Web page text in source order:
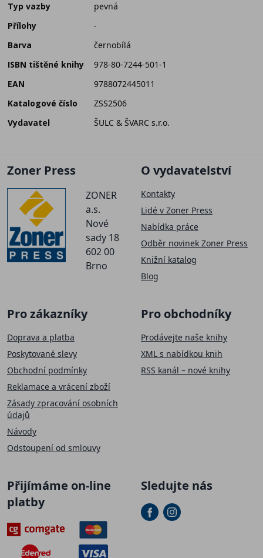
Typ vazby
pevná
Přílohy
-
Barva
černobílá
ISBN tištěné knihy
978-80-7244-501-1
EAN
9788072445011
Katalogové číslo
ZSS2506
Vydavatel
ŠULC & ŠVARC s.r.o.
Zoner Press
ZONER
a.s.
Nové
sady 18
602 00
Brno
O vydavatelství
Kontakty
Lidé v Zoner Press
Nabídka práce
Odběr novinek Zoner Press
Knižní katalog
Blog
Pro zákazníky
Doprava a platba
Poskytované slevy
Obchodní podmínky
Reklamace a vrácení zboží
Zásady zpracování osobních
údajů
Návody
Odstoupení od smlouvy
Pro obchodníky
Prodávejte naše knihy
XML s nabídkou knih
RSS kanál – nové knihy
Přijímáme on-line
platby
Sledujte nás